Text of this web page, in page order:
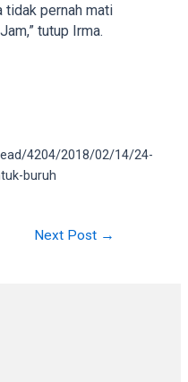
tidak pernah mati
tutup Irma.
4204/2018/02/14/24-
buruh
Next Post →